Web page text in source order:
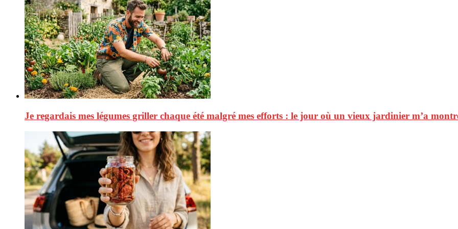
Je regardais mes légumes griller chaque été malgré mes efforts : le jour où un vieux jardinier m’a